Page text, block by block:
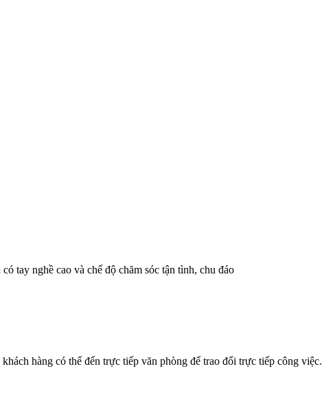
tay nghề cao và chế độ chăm sóc tận tình, chu đáo
hàng có thể đến trực tiếp văn phòng để trao đổi trực tiếp công việc.